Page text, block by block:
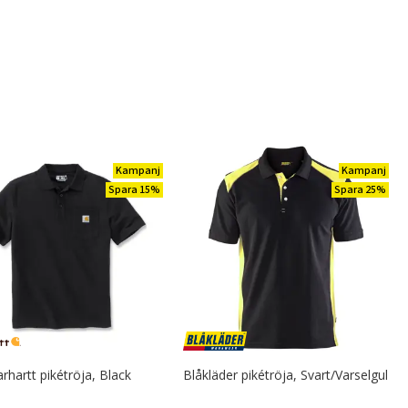
Kampanj
Spara 15%
pikétröja, Black
Kampanj
Spara 25%
Blåkläder pikétröja, Svart/Varselgul